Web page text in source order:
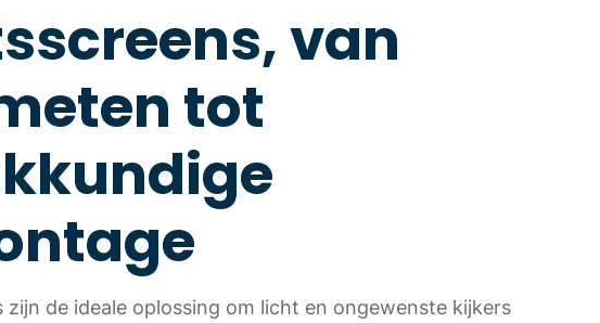
van
tot
zijn de ideale oplossing om licht en ongewenste kijkers